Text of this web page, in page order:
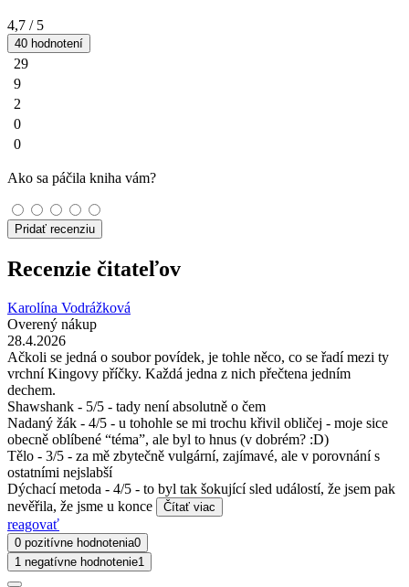
4,7 / 5
40 hodnotení
29
9
2
0
0
Ako sa páčila kniha vám?
Pridať recenziu
Recenzie čitateľov
Karolína Vodrážková
Overený nákup
28.4.2026
Ačkoli se jedná o soubor povídek, je tohle něco, co se řadí mezi ty
vrchní Kingovy příčky. Každá jedna z nich přečtena jedním
dechem.
Shawshank - 5/5 - tady není absolutně o čem
Nadaný žák - 4/5 - u tohohle se mi trochu křivil obličej - moje sice
obecně oblíbené “téma”, ale byl to hnus (v dobrém? :D)
Tělo - 3/5 - za mě zbytečně vulgární, zajímavé, ale v porovnání s
ostatními nejslabší
Dýchací metoda - 4/5 - to byl tak šokující sled událostí, že jsem pak
nevěřila, že jsme u konce
Čítať viac
reagovať
0 pozitívne hodnotenia0
1 negatívne hodnotenie1